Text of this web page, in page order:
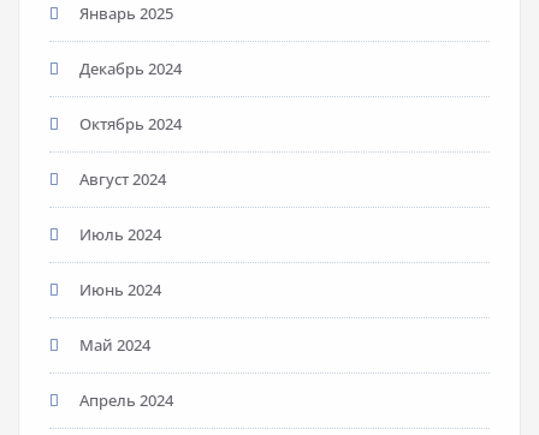
Январь 2025
Декабрь 2024
Октябрь 2024
Август 2024
Июль 2024
Июнь 2024
Май 2024
Апрель 2024